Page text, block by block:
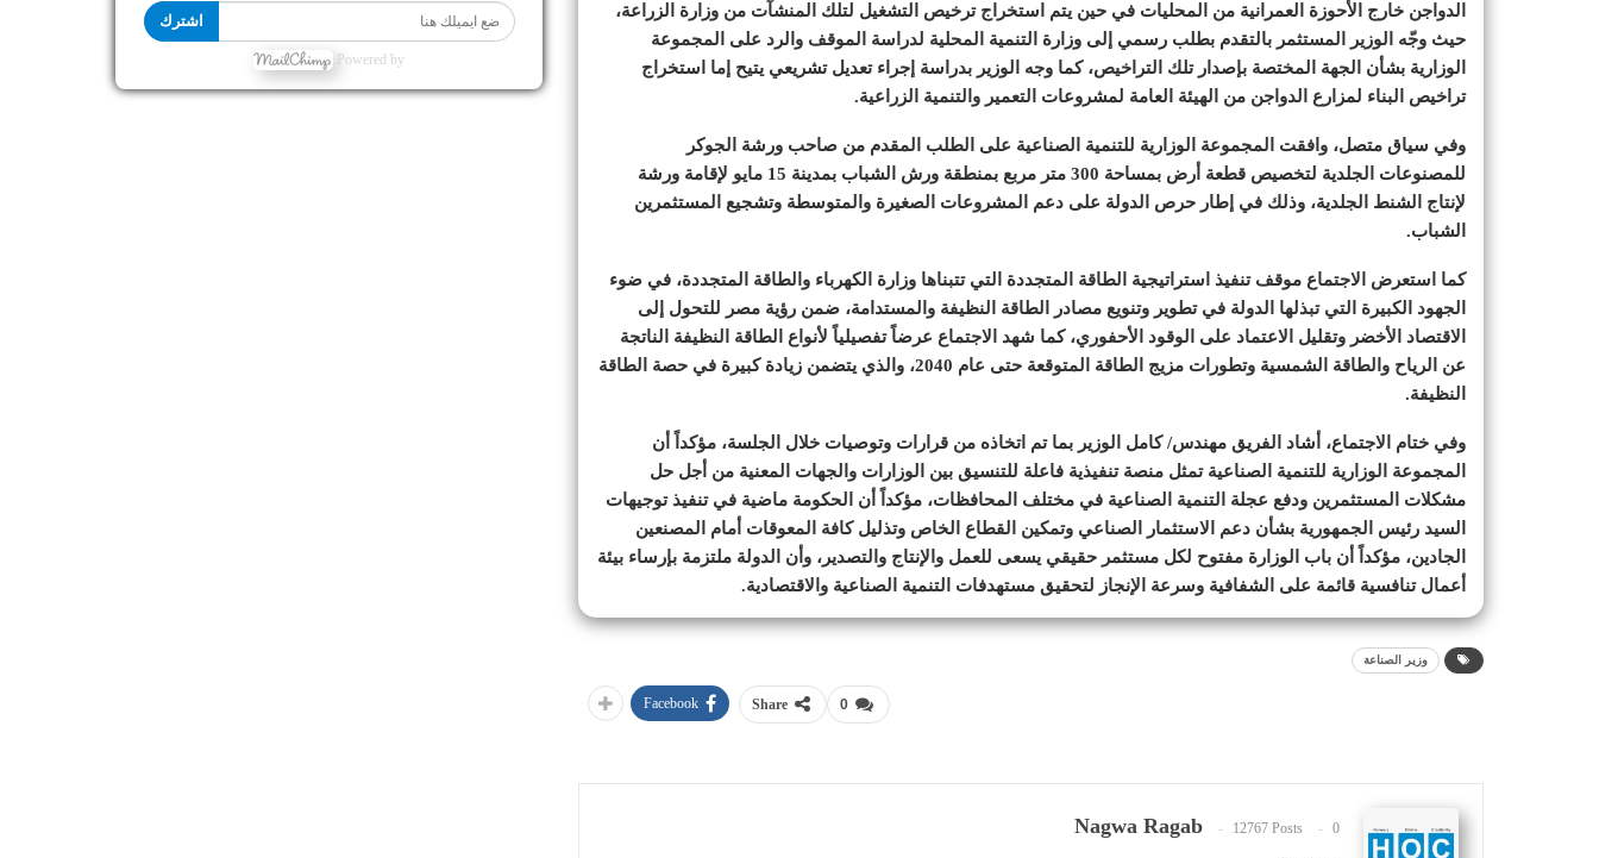
الدواجن خارج الأحوزة العمرانية من المحليات في حين يتم استخراج ترخيص التشغيل لتلك المنشآت من وزارة الزراعة،
حيث وجّه الوزير المستثمر بالتقدم بطلب رسمي إلى وزارة التنمية المحلية لدراسة الموقف والرد على المجموعة
الوزارية بشأن الجهة المختصة بإصدار تلك التراخيص، كما وجه الوزير بدراسة إجراء تعديل تشريعي يتيح إما استخراج
تراخيص البناء لمزارع الدواجن من الهيئة العامة لمشروعات التعمير والتنمية الزراعية.
وفي سياق متصل، وافقت المجموعة الوزارية للتنمية الصناعية على الطلب المقدم من صاحب ورشة الجوكر
للمصنوعات الجلدية لتخصيص قطعة أرض بمساحة 300 متر مربع بمنطقة ورش الشباب بمدينة 15 مايو لإقامة ورشة
لإنتاج الشنط الجلدية، وذلك في إطار حرص الدولة على دعم المشروعات الصغيرة والمتوسطة وتشجيع المستثمرين
الشباب.
كما استعرض الاجتماع موقف تنفيذ استراتيجية الطاقة المتجددة التي تتبناها وزارة الكهرباء والطاقة المتجددة، في ضوء
الجهود الكبيرة التي تبذلها الدولة في تطوير وتنويع مصادر الطاقة النظيفة والمستدامة، ضمن رؤية مصر للتحول إلى
الاقتصاد الأخضر وتقليل الاعتماد على الوقود الأحفوري، كما شهد الاجتماع عرضاً تفصيلياً لأنواع الطاقة النظيفة الناتجة
عن الرياح والطاقة الشمسية وتطورات مزيج الطاقة المتوقعة حتى عام 2040، والذي يتضمن زيادة كبيرة في حصة الطاقة
النظيفة.
وفي ختام الاجتماع، أشاد الفريق مهندس/ كامل الوزير بما تم اتخاذه من قرارات وتوصيات خلال الجلسة، مؤكداً أن
المجموعة الوزارية للتنمية الصناعية تمثل منصة تنفيذية فاعلة للتنسيق بين الوزارات والجهات المعنية من أجل حل
مشكلات المستثمرين ودفع عجلة التنمية الصناعية في مختلف المحافظات، مؤكداً أن الحكومة ماضية في تنفيذ توجيهات
السيد رئيس الجمهورية بشأن دعم الاستثمار الصناعي وتمكين القطاع الخاص وتذليل كافة المعوقات أمام المصنعين
الجادين، مؤكداً أن باب الوزارة مفتوح لكل مستثمر حقيقي يسعى للعمل والإنتاج والتصدير، وأن الدولة ملتزمة بإرساء بيئة
أعمال تنافسية قائمة على الشفافية وسرعة الإنجاز لتحقيق مستهدفات التنمية الصناعية والاقتصادية.
وزير الصناعة
0
Share
Facebook
Nagwa Ragab 12767 Posts 0
اشترك
Powered by